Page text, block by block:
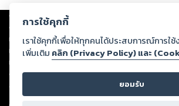
Copyright © 2026
ต่อผลงานหรือเนื้อหาใดที่อัปโหลดผ่านเว็บไซต์และปรากฏ
ทรัพย์สินทางปัญญาของบุคคลอื่นหรือขัดต่อกฎหมายแล
ทุกท่านโปรดใช้วิจารณญาณในการกลั่นกรองด้วยตนเอ
หนึ่งส่วนใดขัดต่อกฎหมายและศีลธรรม กรุณาแจ้งมายังบ
ดำเนินการในทันที ทั้งนี้ ทางสตอรี่ล็อกขอสงวนลิขสิท
ลิขสิทธิ์ พ.ศ. 2537 (ฉบับล่าสุด)
การใช้คุกกี้
เราใช้คุกกี้เพื่อให้ทุกคนได้ประสบการณ์การใ
เพิ่มเติม คลิก (Privacy Policy) และ
ยอมรับ